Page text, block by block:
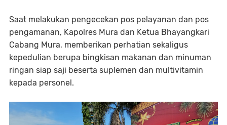
Saat melakukan pengecekan pos pelayanan dan pos
pengamanan, Kapolres Mura dan Ketua Bhayangkari
Cabang Mura, memberikan perhatian sekaligus
kepedulian berupa bingkisan makanan dan minuman
ringan siap saji beserta suplemen dan multivitamin
kepada personel.